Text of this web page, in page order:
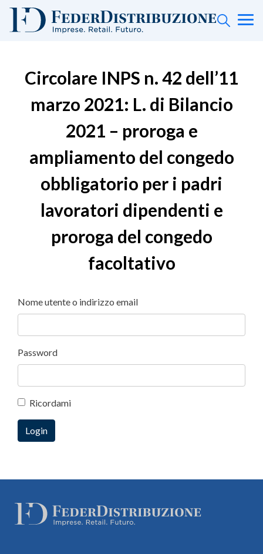
Circolare INPS n. 42 dell’11
marzo 2021: L. di Bilancio
2021 – proroga e
ampliamento del congedo
obbligatorio per i padri
lavoratori dipendenti e
proroga del congedo
facoltativo
Nome utente o indirizzo email
Password
Ricordami